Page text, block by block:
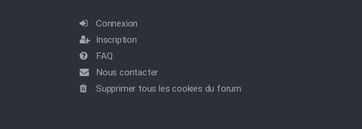
Connexion
Inscription
FAQ
Nous contacter
Supprimer tous les cookies du forum